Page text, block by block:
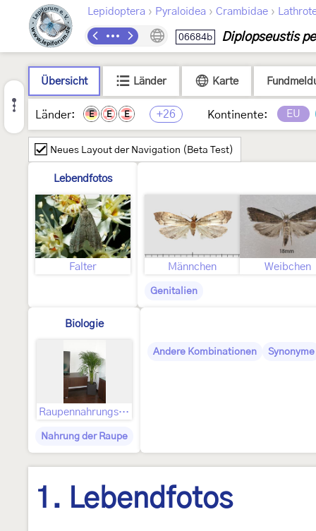
Lepidoptera › Pyraloidea › Crambidae ›
06684b Diplopseustis
Übersicht Länder Karte
Länder: E E E +26 Kontinente: EU
Neues Layout der Navigation (Beta Test)
Lebendfotos
Falter Männchen Weibchen
Genitalien
Biologie
Raupennahrungspflanzen
Nahrung der Raupe
Andere Kombinationen Synonyme
1. Lebendfotos